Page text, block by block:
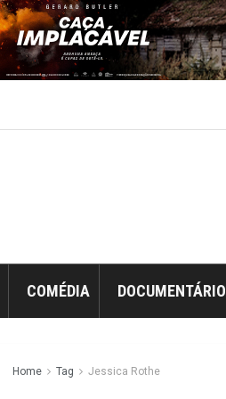
COMÉDIA DOCUMENTÁRIO
Home Tag Jessica Rothe